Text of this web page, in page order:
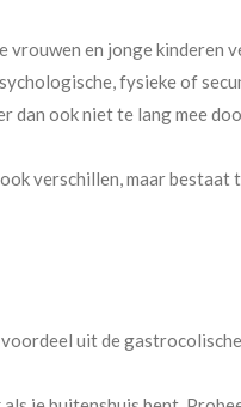
vrouwen en jonge kinderen
fysieke of
dan ook niet te lang mee
verschillen, maar bestaat
uit de